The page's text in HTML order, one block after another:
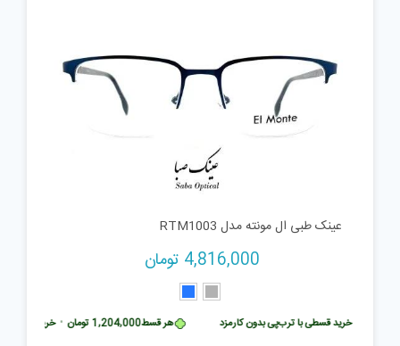
هر قسط1,204,000 تومان • خرید قسطی با خرید قسطی با ترب‌پی بدون کارمزد
عینک طبی ال مونته مدل RTM1003
4,816,000 تومان